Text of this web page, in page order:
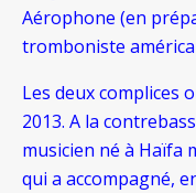
Aérophone (en
tromboniste
Les deux complices
2013. A la
musicien né à Haïfa
qui a accompagné,